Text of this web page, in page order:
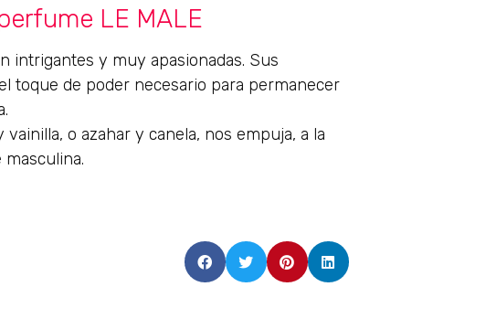
LE MALE
intrigantes y muy apasionadas. Sus
toque de poder necesario para permanecer
o azahar y canela, nos empuja, a la